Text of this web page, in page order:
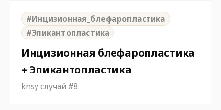
BEFORE
#Инцизионная_блефаропластика
#Эпикантопластика
Инцизионная блефаропластика
+ Эпикантопластика
knsy случай #8